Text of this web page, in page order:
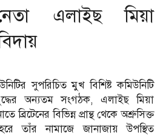
এলাইছ মিয়া
সুপরিচিত মুখ বিশিষ্ট কমিউনিটি
অন্যতম সংগঠক, এলাইছ মিয়া
ব্রিটেনের বিভিন্ন প্রান্থ থেকে অশ্রুসিক্ত
তাঁর নামাজে জানাজায় উপস্থিত